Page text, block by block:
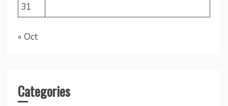
31
« Oct
Categories